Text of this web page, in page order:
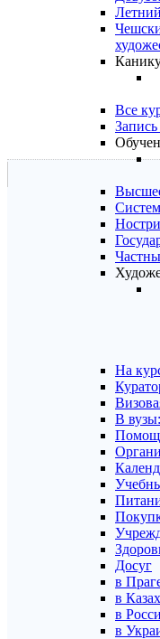
Все
На
В
Досуг
в
в
в
в